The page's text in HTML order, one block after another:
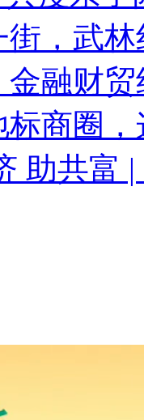
，武
金融财
商圈
助共富